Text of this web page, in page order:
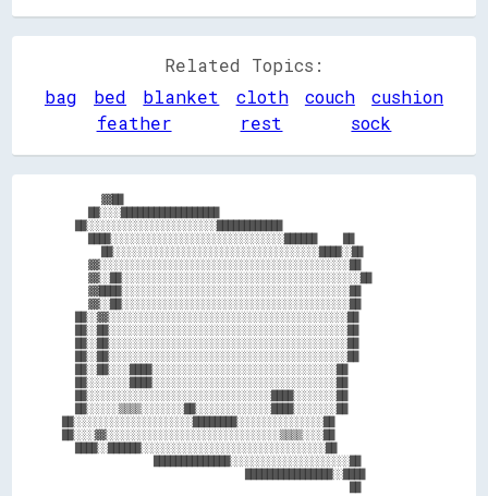
Related Topics:
bag
bed blanket cloth couch
cushion
feather
rest sock
      ▓▓██
    ██░░░░██████████████████
  ██░░░░░░░░░░░░░░░░░░░░░░░░████████████
    ████░░░░░░░░░░░░░░░░░░░░░░░░░░░░░░░░██████    ██
      ██░░░░░░░░░░░░░░░░░░░░░░░░░░░░░░░░░░░░░░████░░██
    ▓▓░░░░░░░░░░░░░░░░░░░░░░░░░░░░░░░░░░░░░░░░░░░░░░██
    ▓▓░░██░░░░░░░░░░░░░░░░░░░░░░░░░░░░░░░░░░░░░░░░░░░░██
    ▓▓████░░░░░░░░░░░░░░░░░░░░░░░░░░░░░░░░░░░░░░░░░░██
    ▓▓░░██░░░░░░░░░░░░░░░░░░░░░░░░░░░░░░░░░░░░░░░░░░██
  ██░░▓▓░░░░░░░░░░░░░░░░░░░░░░░░░░░░░░░░░░░░░░░░░░░░██
  ██░░██░░░░░░░░░░░░░░░░░░░░░░░░░░░░░░░░░░░░░░░░░░░░██
  ██░░██░░░░░░░░░░░░░░░░░░░░░░░░░░░░░░░░░░░░░░░░░░░░██
  ██░░██░░░░░░░░░░░░░░░░░░░░░░░░░░░░░░░░░░░░░░░░░░░░██
  ██░░██░░░░████░░░░░░░░░░░░░░░░░░░░░░░░░░░░░░░░░░██
  ██░░░░░░░░████░░░░░░░░░░░░░░░░░░░░░░░░░░░░░░░░░░██
  ██░░░░░░░░░░░░░░░░░░░░░░░░░░░░░░░░░░████░░░░░░░░██
  ██░░░░░░▒▒▒▒░░░░░░░░██░░░░░░░░░░░░░░████░░░░░░░░██
██░░░░░░░░░░░░░░░░░░░░░░████████░░░░░░░░░░░░░░░░██
██░░░░▓▓░░░░░░░░░░░░░░░░░░░░░░░░░░░░░░░░▒▒▒▒░░░░██
  ████░░██████░░░░░░░░░░░░░░░░░░░░░░░░░░░░░░░░░░██
              ██████████████░░░░░░░░░░░░░░░░░░░░░░██
                            ████████████████░░████